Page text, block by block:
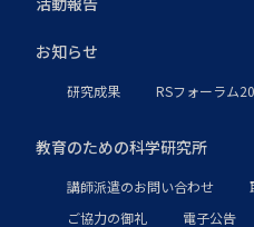
お知らせ
研究成果 RSフォーラム
教育のための科学研究所
講師派遣のお問い合わせ
ご協力の御礼
電子公告